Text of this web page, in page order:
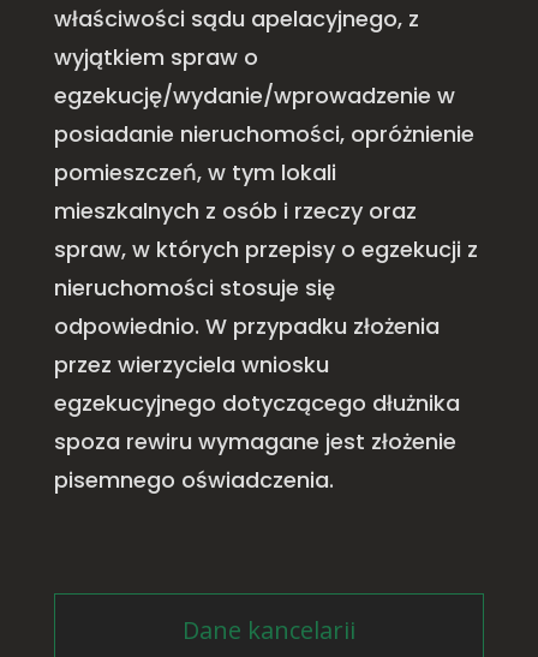
właściwości sądu apelacyjnego, z
wyjątkiem spraw o
egzekucję/wydanie/wprowadzenie w
posiadanie nieruchomości, opróżnienie
pomieszczeń, w tym lokali
mieszkalnych z osób i rzeczy oraz
spraw, w których przepisy o egzekucji z
nieruchomości stosuje się
odpowiednio. W przypadku złożenia
przez wierzyciela wniosku
egzekucyjnego dotyczącego dłużnika
spoza rewiru wymagane jest złożenie
pisemnego oświadczenia.
Dane kancelarii